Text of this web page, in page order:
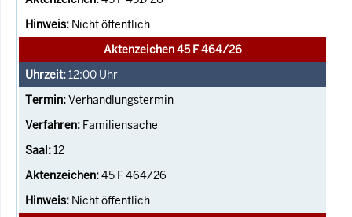
Nicht öffentlich
Aktenzeichen 45 F 464/26
12:00 Uhr
Verhandlungstermin
Familiensache
12
45 F 464/26
Nicht öffentlich